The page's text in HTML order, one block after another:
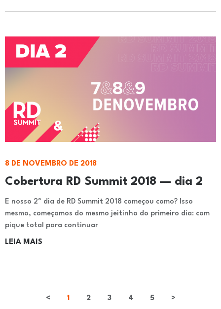
Cobertura RD Summit 2018 — dia 2
8 DE NOVEMBRO DE 2018
E nosso 2º dia de RD Summit 2018 começou como? Isso
mesmo, começamos do mesmo jeitinho do primeiro dia: com
pique total para continuar
LEIA MAIS
< 1 2 3 4 5 >